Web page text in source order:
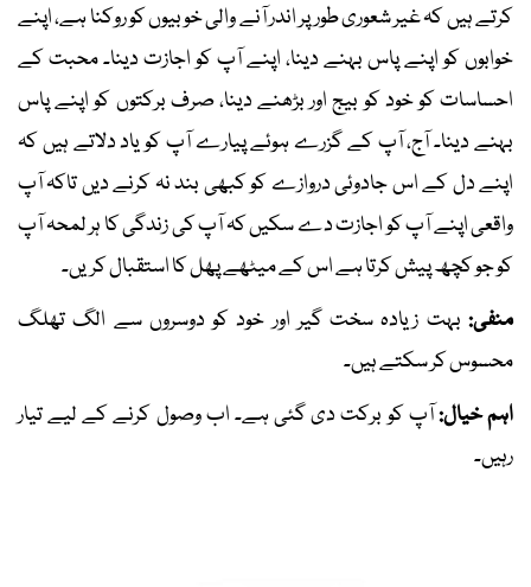
کرتے ہیں کہ غیر شعوری طور پر اندر آنے والی خوبیوں کو روکنا ہے، اپنے
خوابوں کو اپنے پاس بہنے دینا، اپنے آپ کو اجازت دینا۔ محبت کے
احساسات کو خود کو بیج اور بڑھنے دینا، صرف برکتوں کو اپنے پاس
بہنے دینا۔ آج، آپ کے گزرے ہوئے پیارے آپ کو یاد دلاتے ہیں کہ
اپنے دل کے اس جادوئی دروازے کو کبھی بند نہ کرنے دیں تاکہ آپ
واقعی اپنے آپ کو اجازت دے سکیں کہ آپ کی زندگی کا ہر لمحہ آپ
کو جو کچھ پیش کرتا ہے اس کے میٹھے پھل کا استقبال کریں۔
منفی: بہت زیادہ سخت گیر اور خود کو دوسروں سے الگ تھلگ
محسوس کر سکتے ہیں۔
اہم خیال:آپ کو برکت دی گئی ہے۔ اب وصول کرنے کے لیے تیار
رہیں۔